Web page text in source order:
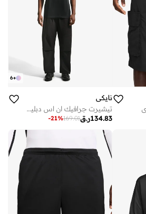
+
6
نايكي
تيشيرت جرافيك ان اس دبليو كور
ر.ق134.83
169.01
-21%